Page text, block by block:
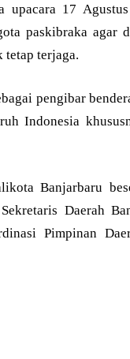
upacara 17
paskibraka agar
tetap terjaga.
pengibar
Indonesia
Banjarbaru
Daerah
Pimpinan